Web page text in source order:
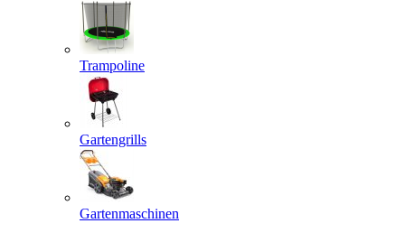
Trampoline
Gartengrills
Gartenmaschinen